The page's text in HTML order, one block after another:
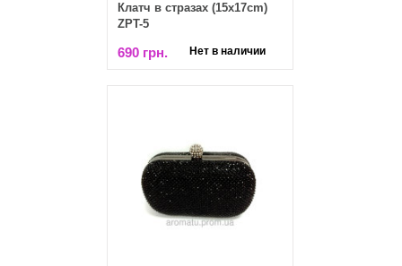
Клатч в стразах (15x17cm)
ZPT-5
690 грн. Нет в наличии